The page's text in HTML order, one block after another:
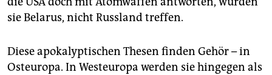
sie Belarus, nicht Russland treffen.
Diese apokalyptischen Thesen finden Gehör – in
Osteuropa. In Westeuropa werden sie hingegen als